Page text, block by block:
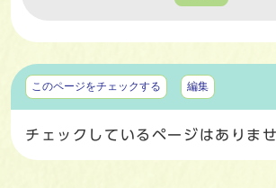
マイページ
このページをチェックする 編集
チェックしているページはありま